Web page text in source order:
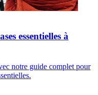
essentielles à
notre guide complet pour